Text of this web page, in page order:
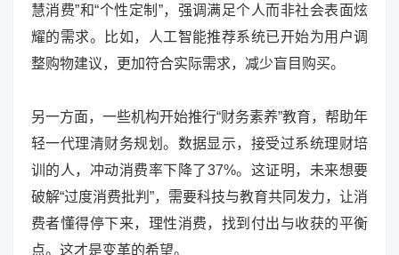
慧消费”和“个性定制”，强调满足个人而非社会表面炫
耀的需求。比如，人工智能推荐系统已开始为用户调
整购物建议，更加符合实际需求，减少盲目购买。
另一方面，一些机构开始推行“财务素养”教育，帮助年
轻一代理清财务规划。数据显示，接受过系统理财培
训的人，冲动消费率下降了37%。这证明，未来想要
破解“过度消费批判”，需要科技与教育共同发力，让消
费者懂得停下来，理性消费，找到付出与收获的平衡
点。这才是变革的希望。